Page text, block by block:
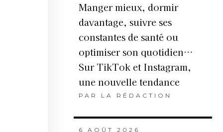
Manger mieux, dormir
davantage, suivre ses
constantes de santé ou
optimiser son quotidien…
Sur TikTok et Instagram,
une nouvelle tendance
PAR LA RÉDACTION
6 AOÛT 2026